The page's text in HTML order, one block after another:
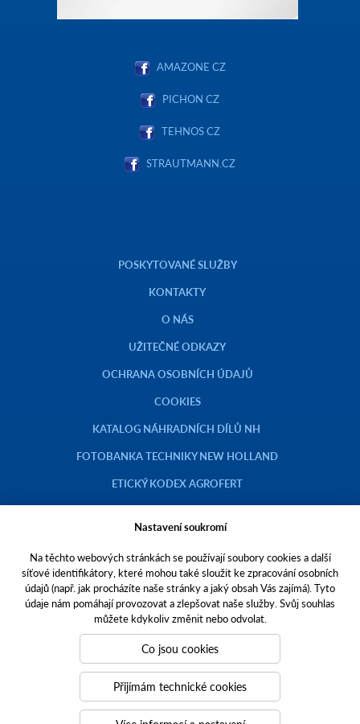
AMAZONE CZ
PICHON CZ
TEHNOS CZ
STRAUTMANN.CZ
POSKYTOVANÉ SLUŽBY
KONTAKTY
O NÁS
UŽITEČNÉ ODKAZY
OCHRANA OSOBNÍCH ÚDAJŮ
COOKIES
KATALOG NÁHRADNÍCH DÍLŮ NH
FOTOBANKA TECHNIKY NEW HOLLAND
ETICKÝ KODEX AGROFERT
Copyright © 2023 AGROTEC a.s.
Toto jsou internetové stránky společnosti AGROTEC a. s., se sídlem v
Hustopečích, Brněnská 74, PSČ 69301, IČO 00544957,
zapsané v OR vedeném Krajským soudem v Brně, oddíl B, vložka 138.
Společnost AGROTEC a.s. je členem koncernu AGROFERT řízeného
společností AGROFERT, a.s.,
IČO 26185610, se sídlem na adrese Pyšelská 2327/2, Chodov, 149 00
Praha 4.
webové portály, které vám pomáhají růst. Jsme
Nastavení soukromí
Na těchto webových stránkách se používají soubory cookies a další
síťové identifikátory, které mohou také sloužit ke zpracování osobních
údajů (např. jak procházíte naše stránky a jaký obsah Vás zajímá). Tyto
údaje nám pomáhají provozovat a zlepšovat naše služby. Svůj souhlas
můžete kdykoliv změnit nebo odvolat.
Co jsou cookies
Přijímám technické cookies